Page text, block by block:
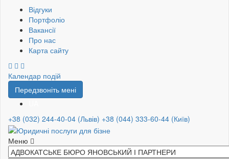
Відгуки
Портфоліо
Вакансії
Про нас
Карта сайту
Календар подій
Передзвоніть мені
+38 (032) 244-40-04 (Львів) +38 (044) 333-60-44 (Київ)
Меню